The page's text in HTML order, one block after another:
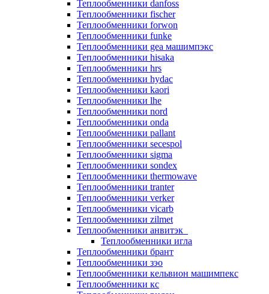
Теплообменники danfoss
Теплообменники fischer
Теплообменники forwon
Теплообменники funke
Теплообменники gea машимпэкс
Теплообменники hisaka
Теплообменники hrs
Теплообменники hydac
Теплообменники kaori
Теплообменники lhe
Теплообменники nord
Теплообменники onda
Теплообменники pallant
Теплообменники secespol
Теплообменники sigma
Теплообменники sondex
Теплообменники thermowave
Теплообменники tranter
Теплообменники verker
Теплообменники vicarb
Теплообменники zilmet
Теплообменники анвитэк
Теплообменники игла
Теплообменники брант
Теплообменники зэо
Теплообменники кельвион машимпекс
Теплообменники кс